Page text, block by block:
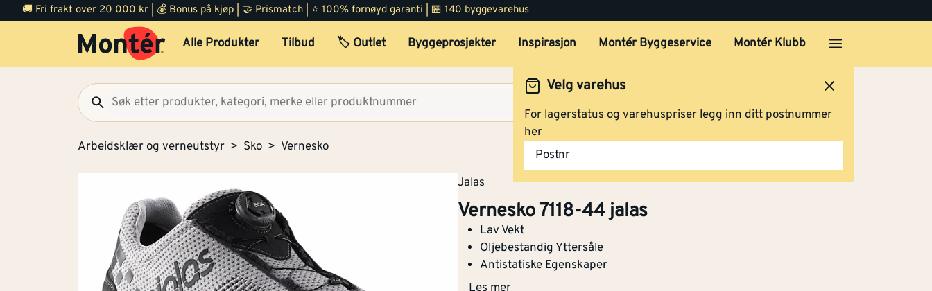
🚚 Fri frakt over 20 000 kr | 💰 Bonus på kjøp | 🤝 Prismatch | ⭐ 100% fornøyd garanti | 🏪 140 byggevarehus
Alle Produkter Tilbud 🏷️ Outlet Byggeprosjekter Inspirasjon Montér Byggeservice Montér Klubb
Velg varehus
For lagerstatus og varehuspriser legg inn ditt postnummer
her
Postnr
Arbeidsklær og verneutstyr Sko Vernesko
Jalas
Vernesko 7118-44 jalas
Lav Vekt
Oljebestandig Yttersåle
Antistatiske Egenskaper